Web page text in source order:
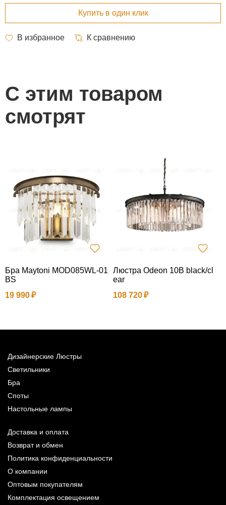
С этим товаром
смотрят
Бра Maytoni MOD085WL-01
BS
19 990
Люстра Odeon 10B black/cl
ear
108 720
Дизайнерские Люстры
Светильники
Бра
Споты
Настольные лампы
Доставка и оплата
Возврат и обмен
Политика конфиденциальности
О компании
Оптовым покупателям
Комплектация освещением